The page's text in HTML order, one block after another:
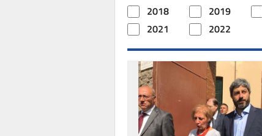
2018 2019
2021
2022